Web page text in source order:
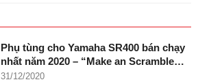
Phụ tùng cho Yamaha SR400 bán chạy
nhất năm 2020 – “Make an Scramble…
31/12/2020